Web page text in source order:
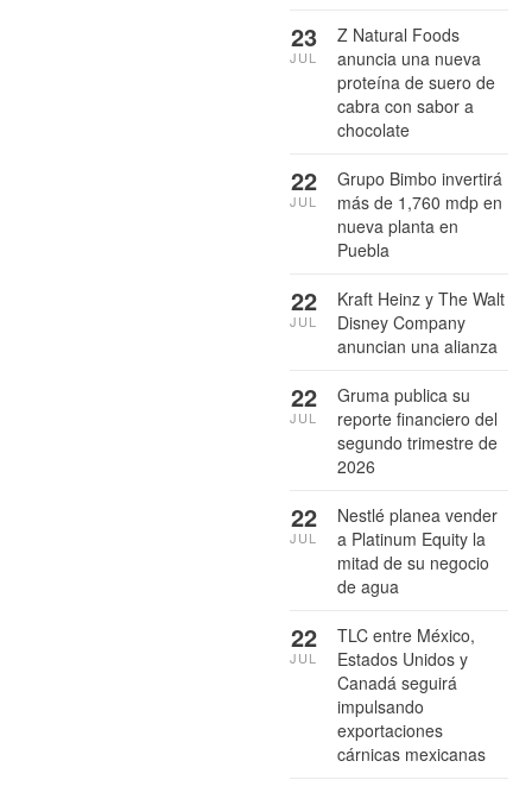
Z Natural Foods
anuncia una nueva
proteína de suero de
cabra con sabor a
chocolate
23
JUL
Grupo Bimbo invertirá
más de 1,760 mdp en
nueva planta en
Puebla
22
JUL
Kraft Heinz y The Walt
Disney Company
anuncian una alianza
22
JUL
Gruma publica su
reporte financiero del
segundo trimestre de
2026
22
JUL
Nestlé planea vender
a Platinum Equity la
mitad de su negocio
de agua
22
JUL
TLC entre México,
Estados Unidos y
Canadá seguirá
impulsando
exportaciones
cárnicas mexicanas
22
JUL